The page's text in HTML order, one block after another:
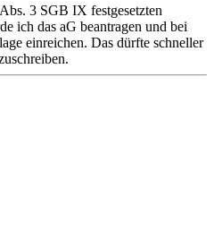
3 SGB IX festgesetzten
ich das aG beantragen und bei
einreichen. Das dürfte schneller